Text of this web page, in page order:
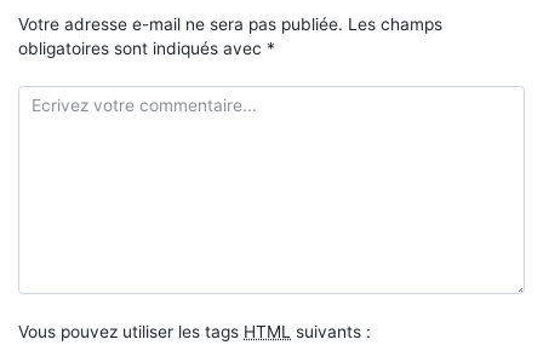
Votre adresse e-mail ne sera pas publiée. Les champs
obligatoires sont indiqués avec *
Vous pouvez utiliser les tags HTML suivants :